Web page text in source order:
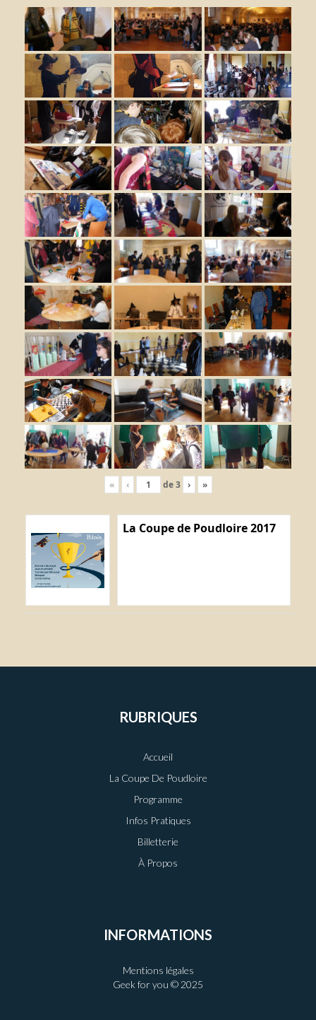
« ‹ de3 › »
La Coupe de Poudloire 2017
RUBRIQUES
Accueil
La Coupe De Poudloire
Programme
Infos Pratiques
Billetterie
À Propos
INFORMATIONS
Mentions légales
Geek for you © 2025